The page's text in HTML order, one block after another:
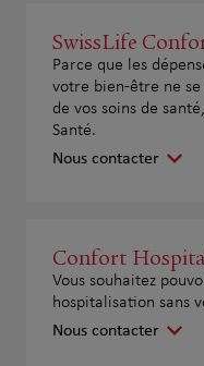
SwissLife
Parce que les
votre bien-être ne
de vos soins de
Santé.
Nous contacter
Confort
Vous souhaitez
hospitalisation sans
Nous contacter